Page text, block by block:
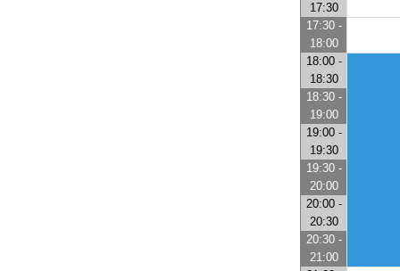
17:30
17:30 -
18:00
18:00 -
18:30
18:30 -
19:00
19:00 -
19:30
19:30 -
20:00
20:00 -
20:30
20:30 -
21:00